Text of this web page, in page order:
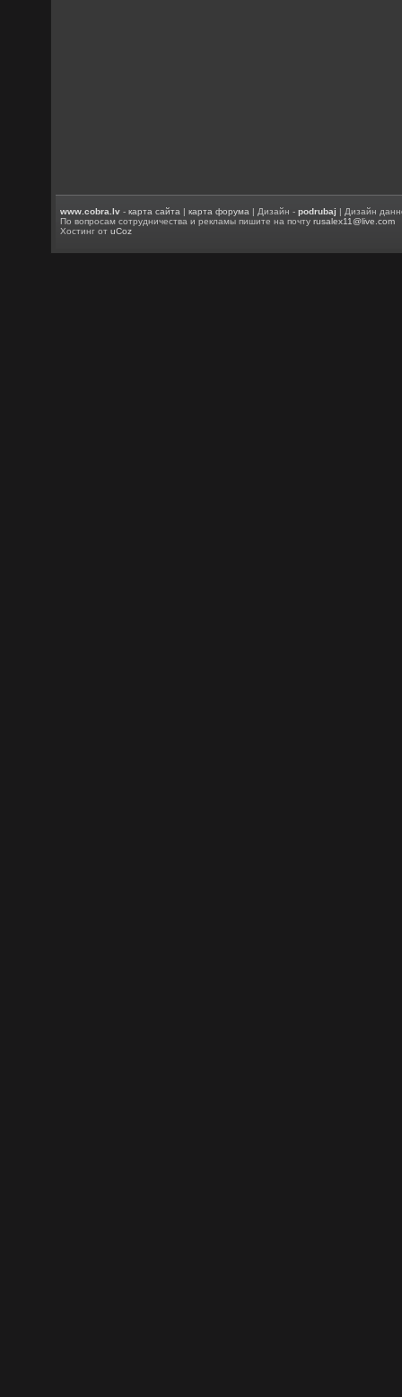
www.cobra.lv -карта сайта |карта форума | Дизайн -podrubaj | Дизайн
По вопросам сотрудничества и рекламы пишите на почтуrusalex11@live.com
Хостинг отuCoz